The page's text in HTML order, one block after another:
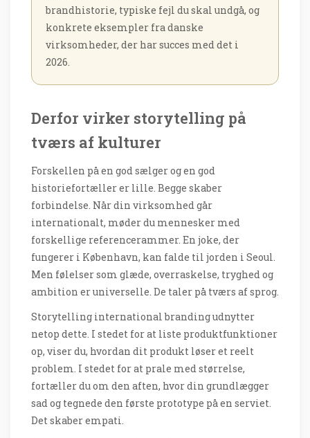
brandhistorie, typiske fejl du skal undgå, og
konkrete eksempler fra danske
virksomheder, der har succes med det i
2026.
Derfor virker storytelling på
tværs af kulturer
Forskellen på en god sælger og en god
historiefortæller er lille. Begge skaber
forbindelse. Når din virksomhed går
internationalt, møder du mennesker med
forskellige referencerammer. En joke, der
fungerer i København, kan falde til jorden i Seoul.
Men følelser som glæde, overraskelse, tryghed og
ambition er universelle. De taler på tværs af sprog.
Storytelling international branding udnytter
netop dette. I stedet for at liste produktfunktioner
op, viser du, hvordan dit produkt løser et reelt
problem. I stedet for at prale med størrelse,
fortæller du om den aften, hvor din grundlægger
sad og tegnede den første prototype på en serviet.
Det skaber empati.